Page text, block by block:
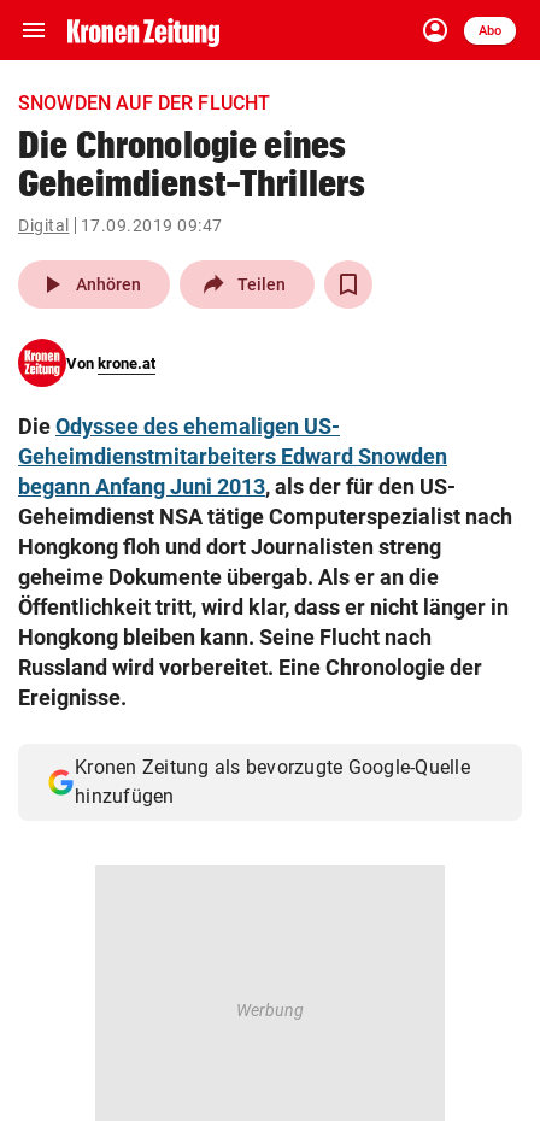
menu Navigation
ein-/ausklappen
account_circle
Anmelden
Abo
close Schließen
account_circle Anmelden
arrow_right
pin_drop
Wien arrow_right
search
eingeben
© Krone Multimedia GmbH & Co KG 2026
Muthgasse 2, 1190 Wien
SNOWDEN AUF DER FLUCHT
Die Chronologie eines
Geheimdienst-Thrillers
Digital 17.09.2019 09:47
play_arrow Anhören Teilen
Von krone.at
DieOdyssee des ehemaligen US-
Geheimdienstmitarbeiters Edward Snowden
begann Anfang Juni 2013, als der für den US-
Geheimdienst NSA tätige Computerspezialist nach
Hongkong floh und dort Journalisten streng
geheime Dokumente übergab. Als er an die
Öffentlichkeit tritt, wird klar, dass er nicht länger in
Hongkong bleiben kann. Seine Flucht nach
Russland wird vorbereitet. Eine Chronologie der
Ereignisse.
Kronen Zeitung als bevorzugte Google-Quelle
hinzufügen